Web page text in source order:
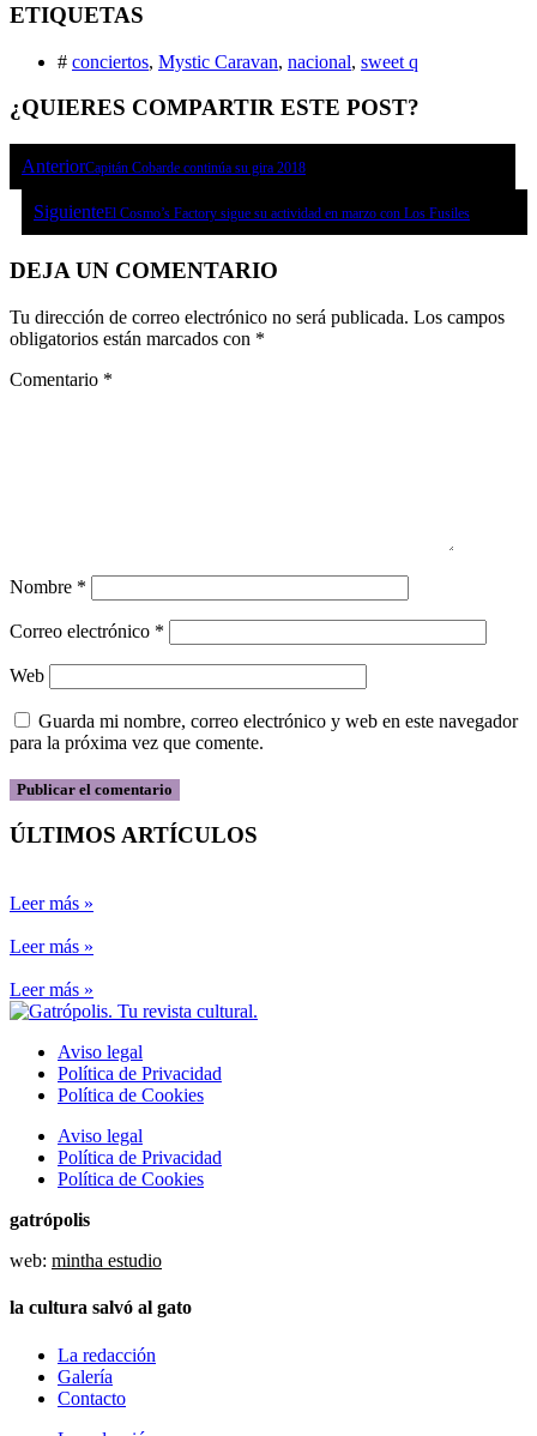
ETIQUETAS
# conciertos, Mystic Caravan, nacional, sweet q
¿QUIERES COMPARTIR ESTE POST?
AnteriorCapitán Cobarde continúa su gira 2018
SiguienteEl Cosmo’s Factory sigue su actividad en marzo con Los Fusiles
DEJA UN COMENTARIO
Tu dirección de correo electrónico no será publicada. Los campos
obligatorios están marcados con *
Comentario *
Nombre *
Correo electrónico *
Web
Guarda mi nombre, correo electrónico y web en este navegador
para la próxima vez que comente.
ÚLTIMOS ARTÍCULOS
Leer más »
Leer más »
Leer más »
Aviso legal
Política de Privacidad
Política de Cookies
Aviso legal
Política de Privacidad
Política de Cookies
gatrópolis
web: mintha estudio
la cultura salvó al gato
La redacción
Galería
Contacto